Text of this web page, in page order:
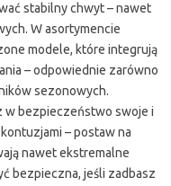
stabilny chwyt – nawet
W asortymencie
modele, które integrują
– odpowiednie zarówno
sezonowych.
w bezpieczeństwo swoje i
– postaw na
nawet ekstremalne
bezpieczna, jeśli zadbasz